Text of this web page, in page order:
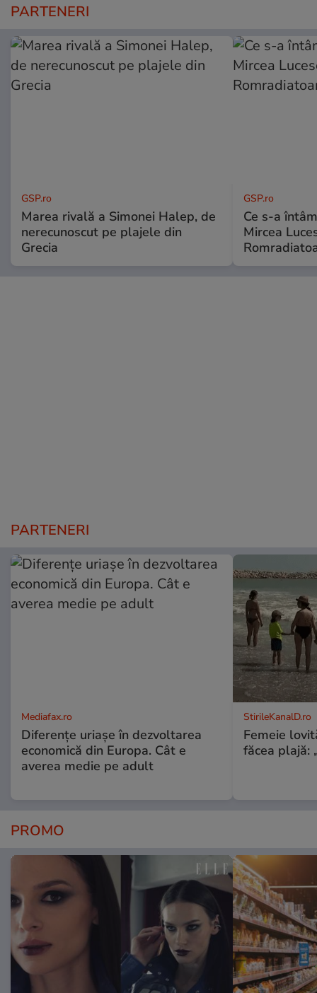
PARTENERI
GSP.ro
Marea rivală a Simonei Halep, de
nerecunoscut pe plajele din
Grecia
GSP.ro
Ce s-a
Mircea
PARTENERI
Mediafax.ro
Diferențe uriașe în dezvoltarea
economică din Europa. Cât e
averea medie pe adult
StirileKanalD.ro
Femeie
făcea plajă:
PROMO